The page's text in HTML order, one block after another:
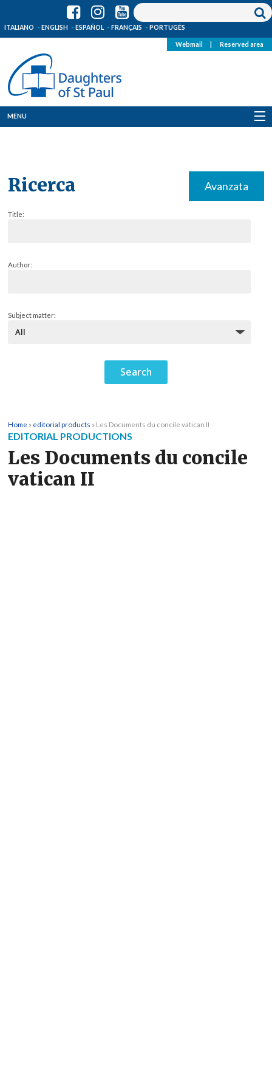
ITALIANO ENGLISH ESPAÑOL FRANÇAIS PORTUGÊS
Webmail Reserved area
MENU
Ricerca Avanzata
Title:
Author:
Subject matter:
Home » editorial products » Les Documents du concile vatican II
EDITORIAL PRODUCTIONS
Les Documents du concile
vatican II